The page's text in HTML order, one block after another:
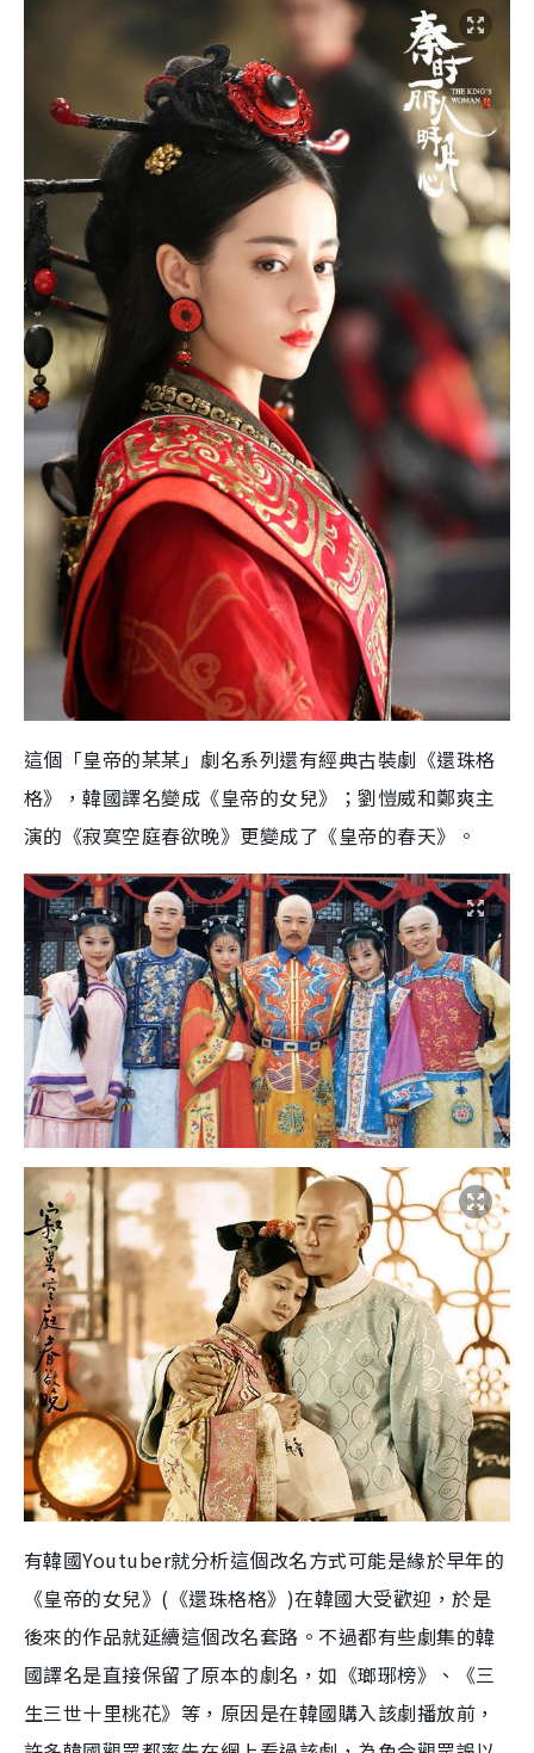
這個「皇帝的某某」劇名系列還有經典古裝劇《還珠格
格》，韓國譯名變成《皇帝的女兒》；劉愷威和鄭爽主
演的《寂寞空庭春欲晚》更變成了《皇帝的春天》。
有韓國Youtuber就分析這個改名方式可能是緣於早年的
《皇帝的女兒》(《還珠格格》)在韓國大受歡迎，於是
後來的作品就延續這個改名套路。不過都有些劇集的韓
國譯名是直接保留了原本的劇名，如《瑯琊榜》、《三
生三世十里桃花》等，原因是在韓國購入該劇播放前，